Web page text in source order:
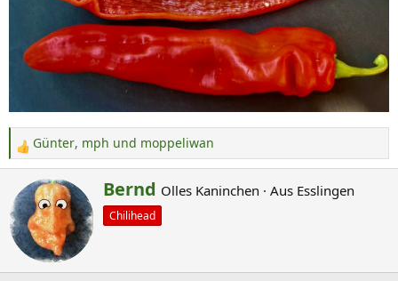
R
e
a
k
t
i
o
Günter, mph und moppeliwan
G
e
s
h
Bernd Olles Kaninchen · Aus Esslingen
Chilihead